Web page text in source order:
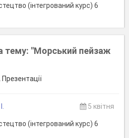
(інтегрований курс) 6
тему: "Морський пейзаж
5 квітня
(інтегрований курс) 6